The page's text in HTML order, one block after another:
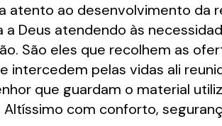
ao desenvolvimento da
Deus atendendo às
São eles que recolhem as
intercedem pelas vidas ali
que guardam o material
com conforto,